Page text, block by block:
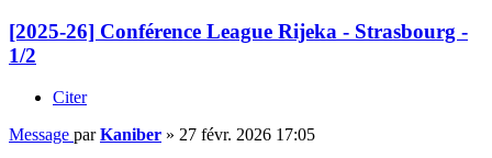
[2025-26] Conférence League Rijeka - Strasbourg -
1/2
Citer
Message parKaniber » 27 févr. 2026 17:05